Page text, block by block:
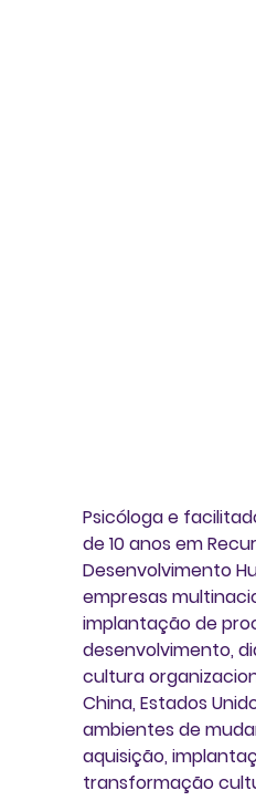
Psicóloga e
de 10 anos em
Desenvolvimento
empresas
implantação de
desenvolvimento,
cultura
China, Estados
ambientes de
aquisição,
transformação